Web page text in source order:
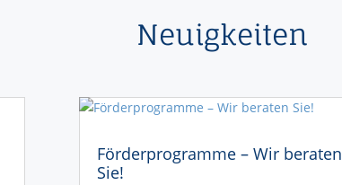
Neuigkeiten
Förderprogramme – Wir beraten
Sie!